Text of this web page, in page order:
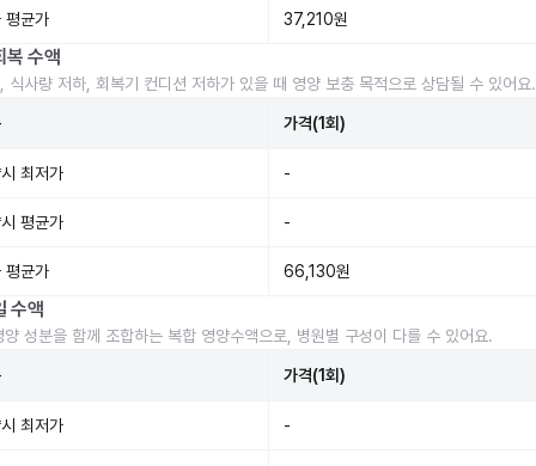
평균가 37,210원
복 수액
식사량 저하, 회복기 컨디션 저하가 있을 때 영양 보충 목적으로 상담될 수 있어요.
가격(1회)
최저가 -
평균가 -
평균가 66,130원
수액
양 성분을 함께 조합하는 복합 영양수액으로, 병원별 구성이 다를 수 있어요.
가격(1회)
최저가 -